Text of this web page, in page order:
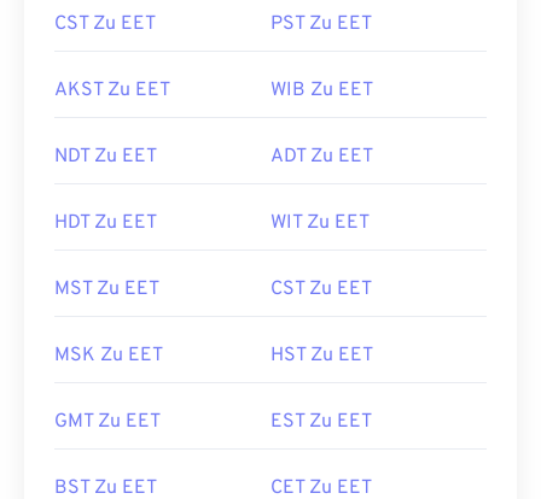
CST Zu EET PST Zu EET
AKST Zu EET WIB Zu EET
NDT Zu EET ADT Zu EET
HDT Zu EET WIT Zu EET
MST Zu EET CST Zu EET
MSK Zu EET HST Zu EET
GMT Zu EET EST Zu EET
BST Zu EET CET Zu EET